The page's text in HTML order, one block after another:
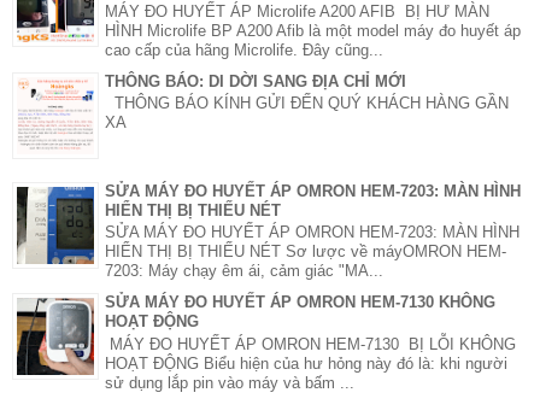
MÁY ĐO HUYẾT ÁP Microlife A200 AFIB BỊ HƯ MÀN
HÌNH Microlife BP A200 Afib là một model máy đo huyết áp
cao cấp của hãng Microlife. Đây cũng...
THÔNG BÁO: DI DỜI SANG ĐỊA CHỈ MỚI
THÔNG BÁO KÍNH GỬI ĐẾN QUÝ KHÁCH HÀNG GẦN
XA
SỬA MÁY ĐO HUYẾT ÁP OMRON HEM-7203: MÀN HÌNH
HIỂN THỊ BỊ THIẾU NÉT
SỬA MÁY ĐO HUYẾT ÁP OMRON HEM-7203: MÀN HÌNH
HIỂN THỊ BỊ THIẾU NÉT Sơ lược về máyOMRON HEM-
7203: Máy chạy êm ái, cảm giác "MA...
SỬA MÁY ĐO HUYẾT ÁP OMRON HEM-7130 KHÔNG
HOẠT ĐỘNG
MÁY ĐO HUYẾT ÁP OMRON HEM-7130 BỊ LỖI KHÔNG
HOẠT ĐỘNG Biểu hiện của hư hỏng này đó là: khi người
sử dụng lắp pin vào máy và bấm ...